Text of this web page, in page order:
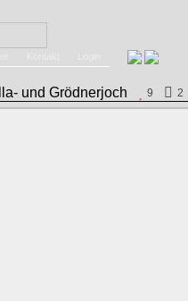
und Grödnerjoch 9 2